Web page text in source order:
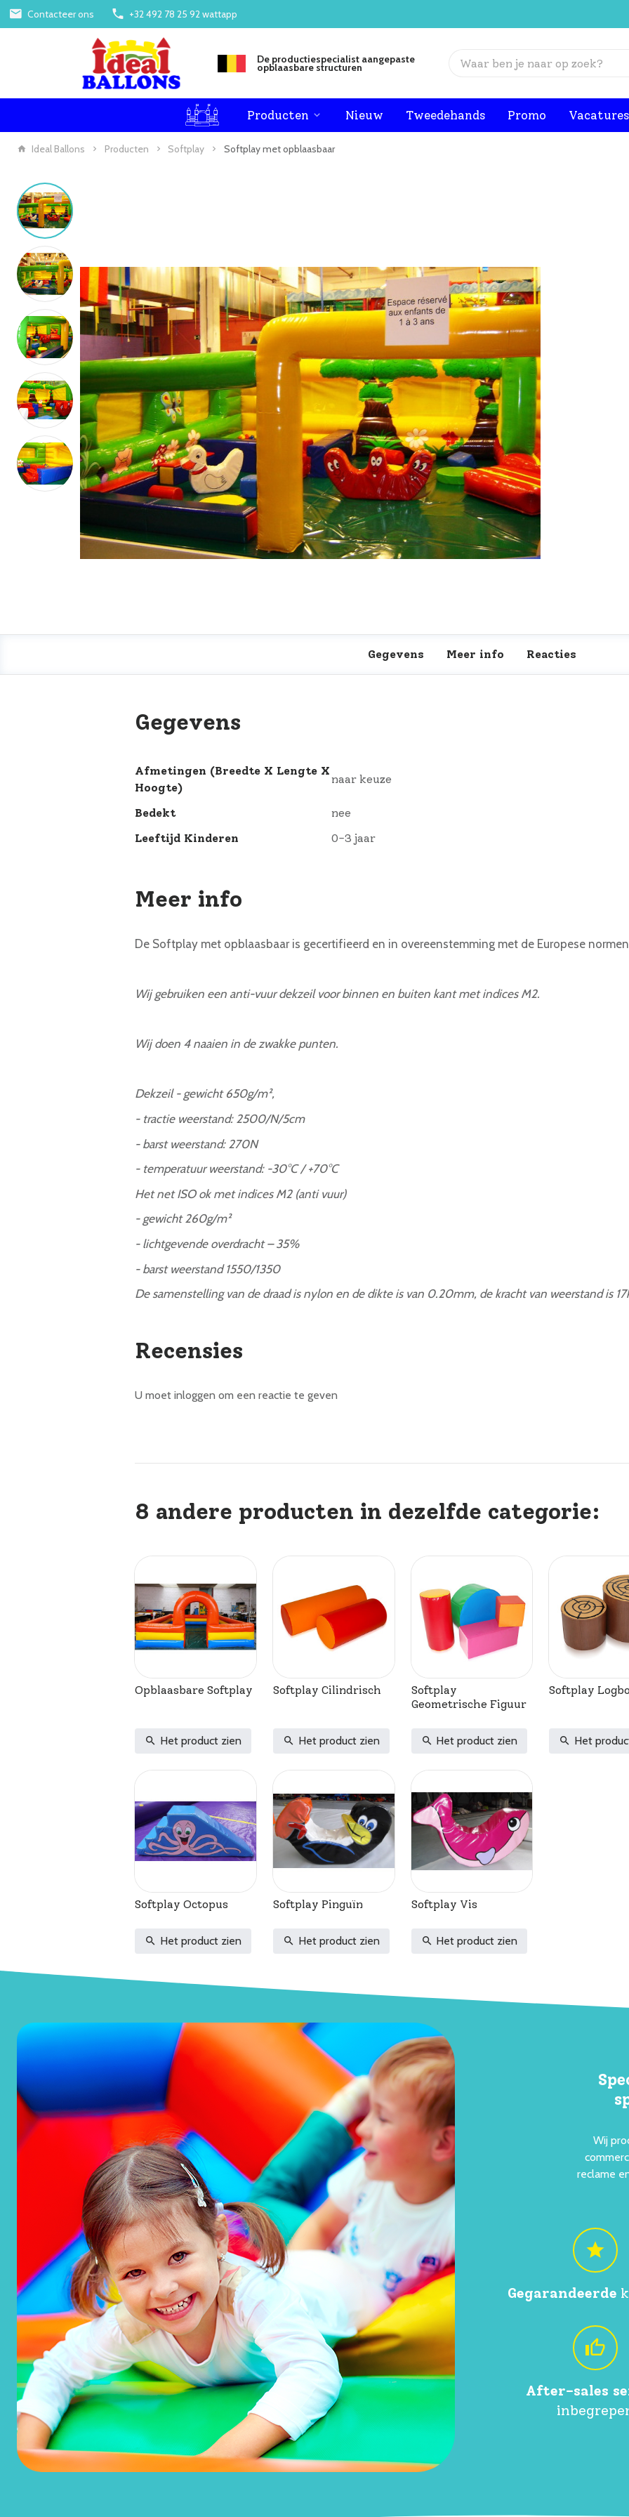
Contacteer ons +32 492 78 25 92 wattapp
De productiespecialist aangepaste
opblaasbare structuren
Producten Nieuw Tweedehands Promo Vacatures
Ideal Ballons Producten Softplay Softplay met opblaasbaar
Gegevens Meer info Reacties
Gegevens
Afmetingen (breedte X Lengte X
Hoogte)
naar keuze
Bedekt
nee
Leeftijd Kinderen
0-3 jaar
Meer info
De Softplay met opblaasbaar is gecertifieerd en in overeenstemming met de Europese normen
Wij gebruiken een anti-vuur dekzeil voor binnen en buiten kant met indices M2.
Wij doen 4 naaien in de zwakke punten.
Dekzeil - gewicht 650g/m²,
- tractie weerstand: 2500/N/5cm
- barst weerstand: 270N
- temperatuur weerstand: -30°C / +70°C
Het net ISO ok met indices M2 (anti vuur)
- gewicht 260g/m²
- lichtgevende overdracht – 35%
- barst weerstand 1550/1350
De samenstelling van de draad is nylon en de dikte is van 0.20mm, de kracht van weerstand is
Recensies
U moet inloggen om een reactie te geven
8 andere producten in dezelfde categorie:
Opblaasbare Softplay
Het product zien
Softplay Cilindrisch
Het product zien
Softplay
Geometrische Figuur
Het product zien
Softplay
Het
Softplay Octopus
Het product zien
Softplay Pinguïn
Het product zien
Softplay Vis
Het product zien
Wij
reclame
Gegarandeerde
After-sales